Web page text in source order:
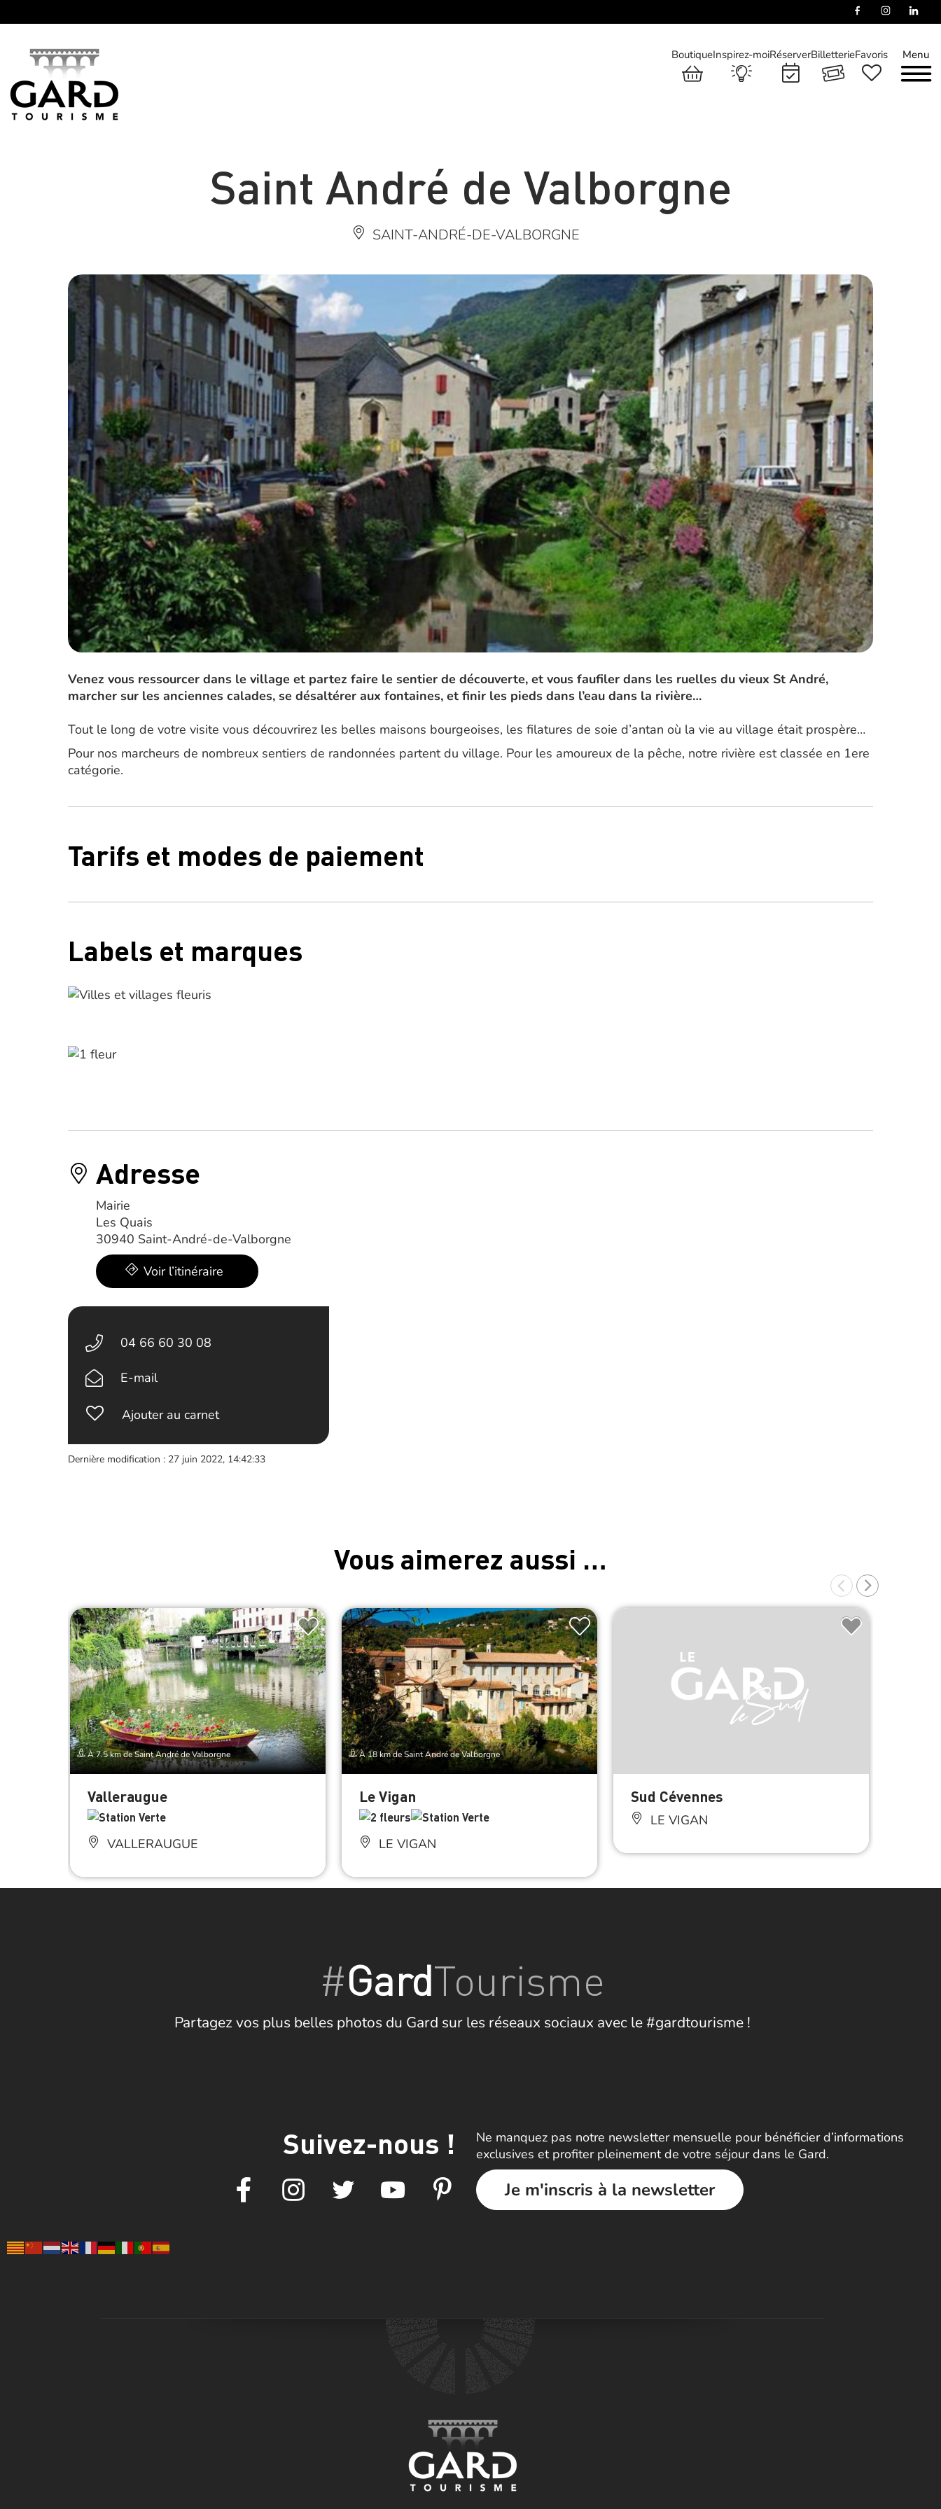
Menu
BoutiqueInspirez-moiRéserverBilletterieFavoris
Saint André de Valborgne
SAINT-ANDRÉ-DE-VALBORGNE
Venez vous ressourcer dans le village et partez faire le sentier de découverte, et vous faufiler dans les ruelles du vieux St André,
marcher sur les anciennes calades, se désaltérer aux fontaines, et finir les pieds dans l’eau dans la rivière…
Tout le long de votre visite vous découvrirez les belles maisons bourgeoises, les filatures de soie d’antan où la vie au village était prospère…
Pour nos marcheurs de nombreux sentiers de randonnées partent du village. Pour les amoureux de la pêche, notre rivière est classée en 1ere
catégorie.
Tarifs et modes de paiement
Labels et marques
Adresse
Mairie
Les Quais
30940 Saint-André-de-Valborgne
Voir l’itinéraire
04 66 60 30 08
E-mail
Ajouter au carnet
Dernière modification : 27 juin 2022, 14:42:33
Vous aimerez aussi …
À 7.5 km de Saint André de Valborgne
Valleraugue
VALLERAUGUE
À 18 km de Saint André de Valborgne
Le Vigan
LE VIGAN
Sud Cévennes
LE VIGAN
#GardTourisme
Partagez vos plus belles photos du Gard sur les réseaux sociaux avec le #gardtourisme !
Suivez-nous !
Ne manquez pas notre newsletter mensuelle pour bénéficier d’informations
exclusives et profiter pleinement de votre séjour dans le Gard.
Je m'inscris à la newsletter